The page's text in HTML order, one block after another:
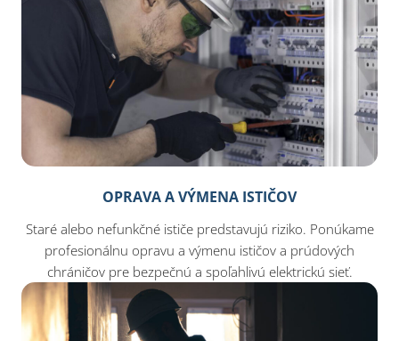
OPRAVA A VÝMENA ISTIČOV
Staré alebo nefunkčné ističe predstavujú riziko. Ponúkame
profesionálnu opravu a výmenu ističov a prúdových
chráničov pre bezpečnú a spoľahlivú elektrickú sieť.